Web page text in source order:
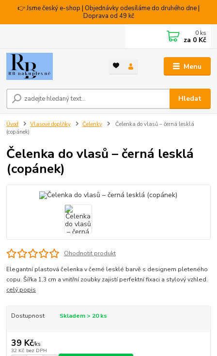
👉 Jsme český e-shop | Objednávky odesíláme do druhého dne |
Doprava od 49 kč
Menu
Hledat
0 ks
za 0 Kč
Úvod Vlasové doplňky Čelenky
Čelenka do vlasů – černá lesklá
(copánek)
Čelenka do vlasů – černá lesklá
(copánek)
Ohodnotit produkt
Elegantní plastová čelenka v černé lesklé barvě s designem pleteného
copu. Šířka 1,3 cm a vnitřní zoubky zajistí perfektní fixaci a stylový vzhled.
celý popis
Dostupnost Skladem > 20 ks
39 Kč/ks
32 Kč bez DPH